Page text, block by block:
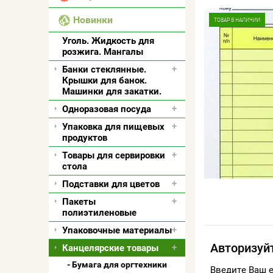
Новинки
Уголь. Жидкость для
розжига. Мангалы
Банки стеклянные.
Крышки для банок.
Машинки для закатки.
Одноразовая посуда
Упаковка для пищевых
продуктов
Товары для сервировки
стола
Подставки для цветов
Пакеты
полиэтиленовые
Упаковочные материалы
Канцелярские товары
Бумага для оргтехники
ТОВАР В НАЛИЧИИ
Введите Ваш